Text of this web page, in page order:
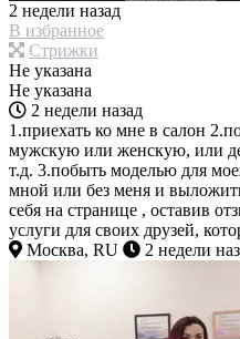
2 недели назад
В избранное
Стрижки
Не указана
Не указана
2 недели назад
1.приехать ко мне в салон
мужскую или женскую, или
т.д. 3.побыть моделью для
мной или без меня и
себя на странице , оставив
услуги для своих друзей,
Москва, RU
2 недели